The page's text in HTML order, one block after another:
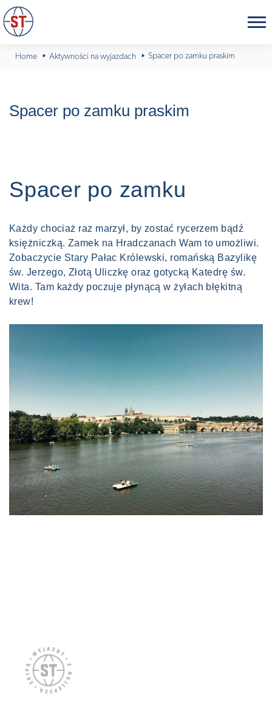
Home Aktywności na wyjazdach Spacer po zamku praskim
Spacer po zamku praskim
Spacer po zamku
Każdy chociaż raz marzył, by zostać rycerzem bądź
księżniczką. Zamek na Hradczanach Wam to umożliwi.
Zobaczycie Stary Pałac Królewski, romańską Bazylikę
św. Jerzego, Złotą Uliczkę oraz gotycką Katedrę św.
Wita. Tam każdy poczuje płynącą w żyłach błękitną
krew!